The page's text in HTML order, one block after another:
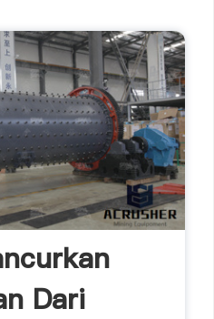
Dari